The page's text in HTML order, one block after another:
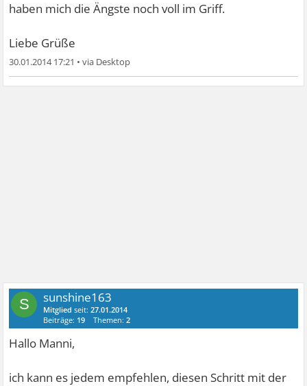
haben mich die Ängste noch voll im Griff.
Liebe Grüße
30.01.2014 17:21 •
S sunshine163
Mitglied seit:27.01.2014
Beiträge: 19 Themen:2
Hallo Manni,
ich kann es jedem empfehlen, diesen Schritt mit der